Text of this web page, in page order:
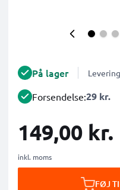
På lager
Forsendelse:29 kr.
149,00 kr.
inkl. moms
FØJ